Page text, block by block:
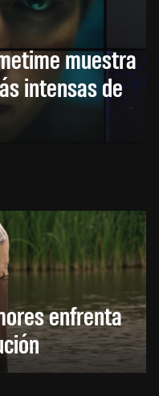
muestra
intensas de
enfrenta